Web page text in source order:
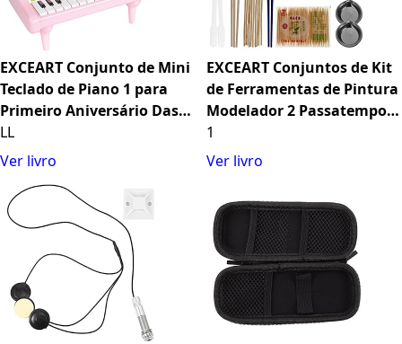
EXCEART Conjunto de Mini
Teclado de Piano 1 para
Primeiro Aniversário Das
Meninas Da Criança de
Piano Da Criança
Piano
LL
Ver livro
EXCEART Conjuntos de Kit
de Ferramentas de Pintura
Modelador 2 Passatempo
Pintura Edifício Clips
Escova Conta- Gotas
de Modelagem para Artes E
Ofícios Modelos de
1
Ver livro